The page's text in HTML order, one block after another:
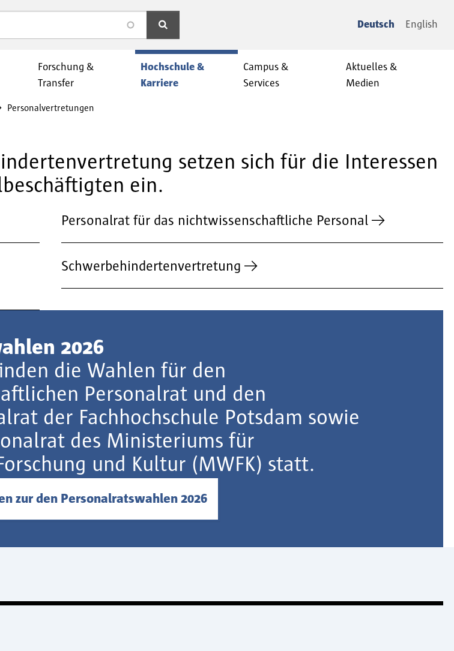
search Deutsch English
Forschung &
Transfer
Hochschule &
Karriere
Campus &
Services
Aktuelles &
Medien
Personalvertretungen
setzen sich für die Interessen
ein.
Personalrat für das nichtwissenschaftliche Personal
Schwerbehindertenvertretung
2026
die Wahlen für den
Personalrat und den
der Fachhochschule Potsdam sowie
des Ministeriums für
und Kultur (MWFK) statt.
zur den Personalratswahlen 2026